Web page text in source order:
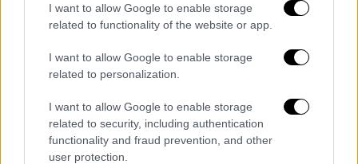
I want to allow Google to enable storage
related to functionality of the website or app.
I want to allow Google to enable storage
related to personalization.
I want to allow Google to enable storage
related to security, including authentication
functionality and fraud prevention, and other
user protection.
Όλα αυτά ενώ η χώρα βρίσκεται σε ένα
προεκλογικό περιβάλλον
πόλωσηχωρίς ωστόσο αυτό να είναι και
κακό για την κυβέρνηση καθώς το
καλλιεργείται στο εσωτερικό της Τουρκίας
από δηλώσεις και Τύπο είναι ότι η Δύση
επιτίθεται στην Τουρκία.